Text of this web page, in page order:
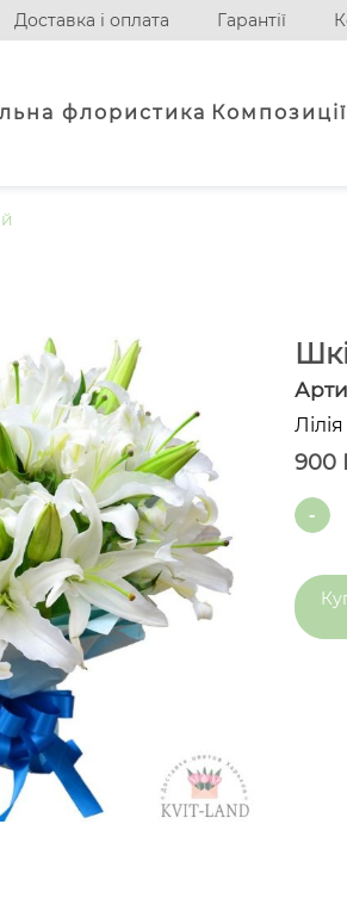
Доставка і оплата Гарантії
флористика Композиції
900